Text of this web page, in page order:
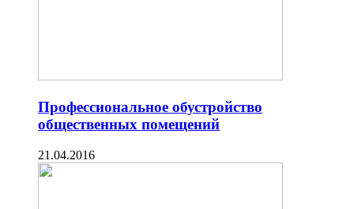
Профессиональное обустройство
общественных помещений
21.04.2016